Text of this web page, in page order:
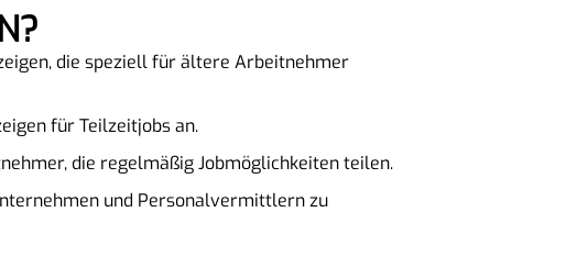
die speziell für ältere Arbeitnehmer
für Teilzeitjobs an.
die regelmäßig Jobmöglichkeiten teilen.
und Personalvermittlern zu